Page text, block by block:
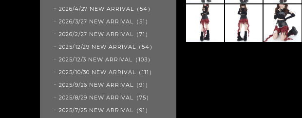
2026/4/27 NEW ARRIVAL（54）
2026/3/27 NEW ARRIVAL（51）
2026/2/27 NEW ARRIVAL（71）
2025/12/29 NEW ARRIVAL（54）
2025/12/3 NEW ARRIVAL（103）
2025/10/30 NEW ARRIVAL（111）
2025/9/26 NEW ARRIVAL（91）
2025/8/29 NEW ARRIVAL（75）
2025/7/25 NEW ARRIVAL（91）